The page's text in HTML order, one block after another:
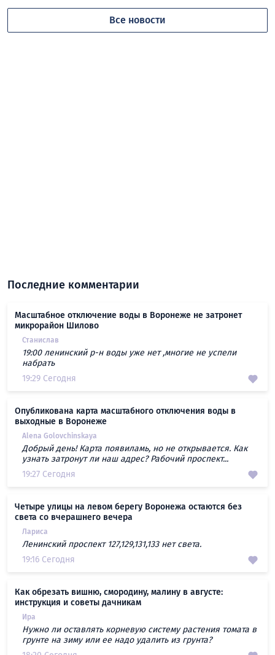
Все новости
Последние комментарии
Масштабное отключение воды в Воронеже не затронет
микрорайон Шилово
Станислав
19:00 ленинский р-н воды уже нет ,многие не успели
набрать
19:29 Сегодня
Опубликована карта масштабного отключения воды в
выходные в Воронеже
Alena Golovchinskaya
Добрый день! Карта появиламь, но не открывается. Как
узнать затронут ли наш адрес? Рабочий проспект...
19:27 Сегодня
Четыре улицы на левом берегу Воронежа остаются без
света со вчерашнего вечера
Лариса
Ленинский проспект 127,129,131,133 нет света.
19:16 Сегодня
Как обрезать вишню, смородину, малину в августе:
инструкция и советы дачникам
Ира
Нужно ли оставлять корневую систему растения томата в
грунте на зиму или ее надо удалить из грунта?